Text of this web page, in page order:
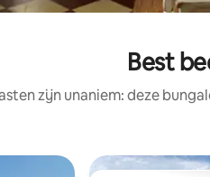
Best
zijn unaniem: deze